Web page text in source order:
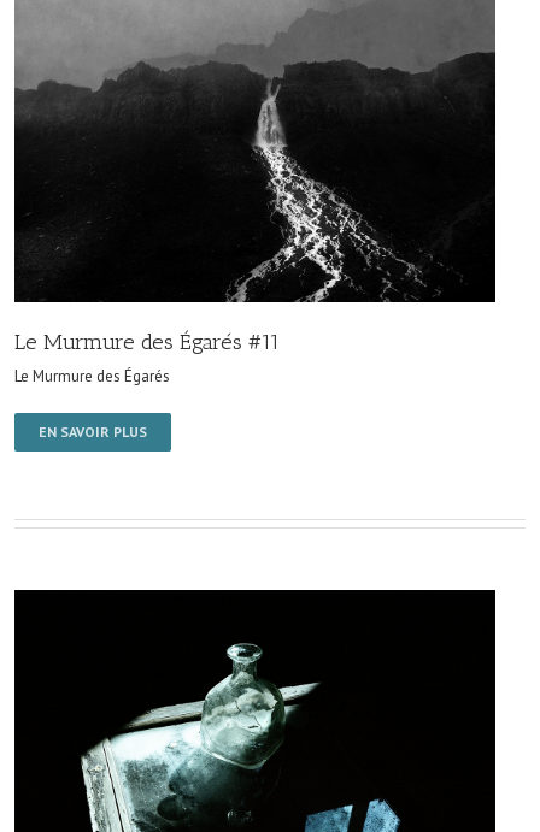
Le Murmure des Égarés #11
Le Murmure des Égarés
EN SAVOIR PLUS